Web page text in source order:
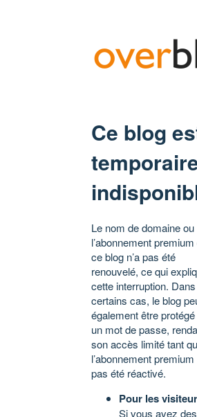
Ce blog
Le nom de domaine ou
l’abonnement
ce blog n’a pas été
renouvelé, ce qui
cette interruption. Dans
certains cas, le blog
également être
un mot de passe,
son accès limité tant
l’abonnement premium
pas été réactivé.
Pour les
Si vous avez des